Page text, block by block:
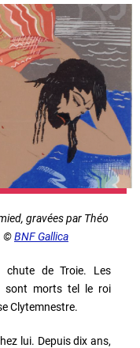
gravées par Théo
©BNF Gallica
de Troie. Les
sont morts tel le roi
Clytemnestre.
lui. Depuis dix ans,